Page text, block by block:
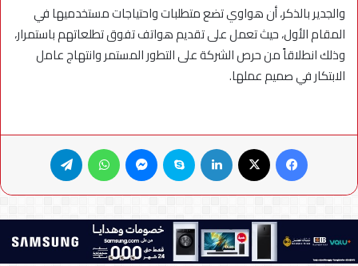
والجدير بالذكر، أن هواوي تضع متطلبات واحتياجات مستخدميها في
المقام الأول، حيث تعمل على تقديم هواتف تفوق تطلعاتهم باستمرار،
وذلك انطلاقاً من حرص الشركة على التطور المستمر وانتهاج عامل
الابتكار في صميم عملها.
فيسبوك لينكدإن سكايب ماسنجر واتساب